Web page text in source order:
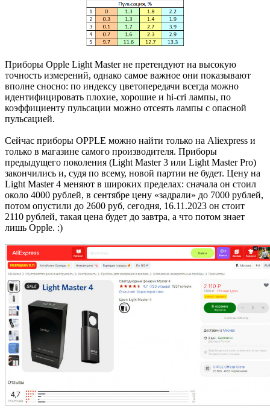
Приборы Opple Light Master не претендуют на высокую
точность измерений, однако самое важное они показывают
вполне сносно: по индексу цветопередачи всегда можно
идентифицировать плохие, хорошие и hi-cri лампы, по
коэффициенту пульсации можно отсеять лампы с опасной
пульсацией.
Сейчас приборы OPPLE можно найти только на Aliexpress и
только в магазине самого производителя. Приборы
предыдущего поколения (Light Master 3 или Light Master Pro)
закончились и, судя по всему, новой партии не будет. Цену на
Light Master 4 меняют в широких пределах: сначала он стоил
около 4000 рублей, в сентябре цену «задрали» до 7000 рублей,
потом опустили до 2600 руб, сегодня, 16.11.2023 он стоит
2110 рублей, такая цена будет до завтра, а что потом знает
лишь Opple. :)